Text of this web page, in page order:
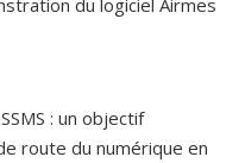
: un objectif
route du numérique en